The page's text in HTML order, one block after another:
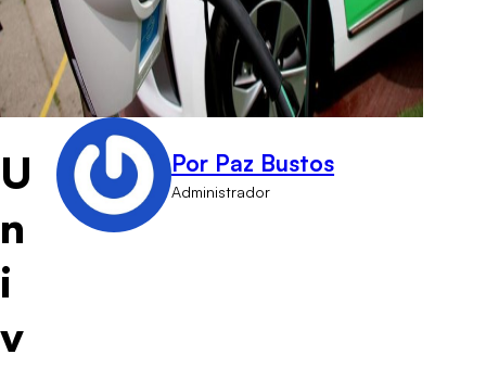
U
n
i
v
Por Paz Bustos
Administrador